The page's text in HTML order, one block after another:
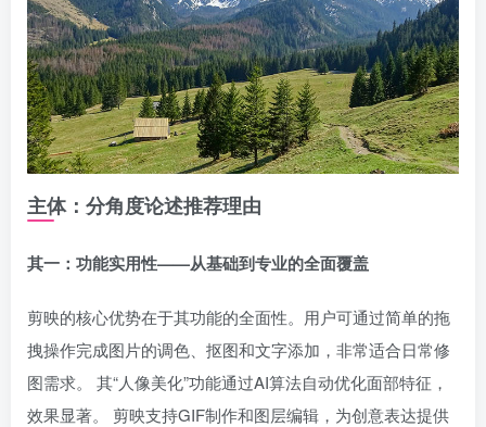
主体：分角度论述推荐理由
其一：功能实用性——从基础到专业的全面覆盖
剪映的核心优势在于其功能的全面性。用户可通过简单的拖
拽操作完成图片的调色、抠图和文字添加，非常适合日常修
图需求。 其“人像美化”功能通过AI算法自动优化面部特征，
效果显著。 剪映支持GIF制作和图层编辑，为创意表达提供